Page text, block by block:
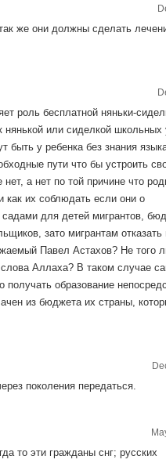
же они должны сделать
роль бесплатной няньки-
нянькой или сиделкой школьных
быть у ребенка без знания
пути что бы устроить
а нет по той причине что
как их соблюдать если они о
для детей мигрантов,
зато мигрантам отказать
Павел Астахов? Не того
слова Аллаха? В таком случае
образование
из бюджета их страны,
поколения передаться.
то эти гражданы снг; русских